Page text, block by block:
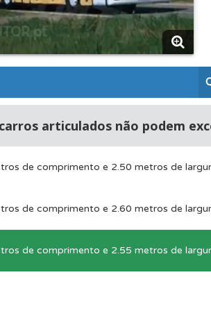
explicações das questões para
se já está preparado para ir a
Condutor dá-lhe uma ideia da sua
testemunhos dos nossos utilizadores e
apresenta-lhe as questões mais
articulados não podem
de comprimento e 2.50 metros de
de comprimento e 2.60 metros de
de comprimento e 2.55 metros de